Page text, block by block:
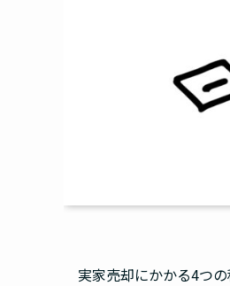
実家売却にかかる4つ